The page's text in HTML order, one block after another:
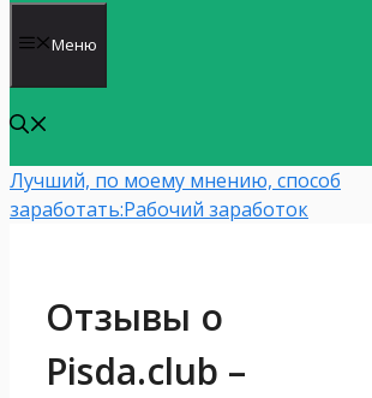
Меню
Лучший, по моему мнению, способ
заработать:Рабочий заработок
Отзывы о
Pisda.club –